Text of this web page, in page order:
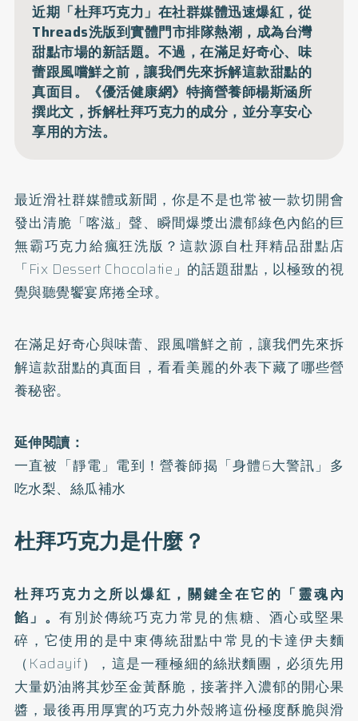
近期「杜拜巧克力」在社群媒體迅速爆紅，從
Threads洗版到實體門市排隊熱潮，成為台灣
甜點市場的新話題。不過，在滿足好奇心、味
蕾跟風嚐鮮之前，讓我們先來拆解這款甜點的
真面目。《優活健康網》特摘營養師楊斯涵所
撰此文，拆解杜拜巧克力的成分，並分享安心
享用的方法。
最近滑社群媒體或新聞，你是不是也常被一款切開會
發出清脆「喀滋」聲、瞬間爆漿出濃郁綠色內餡的巨
無霸巧克力給瘋狂洗版？這款源自杜拜精品甜點店
「Fix Dessert Chocolatie」的話題甜點，以極致的視
覺與聽覺饗宴席捲全球。
在滿足好奇心與味蕾、跟風嚐鮮之前，讓我們先來拆
解這款甜點的真面目，看看美麗的外表下藏了哪些營
養秘密。
延伸閱讀：
一直被「靜電」電到！營養師揭「身體6大警訊」多
吃水梨、絲瓜補水
杜拜巧克力是什麼？
杜拜巧克力之所以爆紅，關鍵全在它的「靈魂內
餡」。有別於傳統巧克力常見的焦糖、酒心或堅果
碎，它使用的是中東傳統甜點中常見的卡達伊夫麵
（Kadayif），這是一種極細的絲狀麵團，必須先用
大量奶油將其炒至金黃酥脆，接著拌入濃郁的開心果
醬，最後再用厚實的巧克力外殼將這份極度酥脆與滑